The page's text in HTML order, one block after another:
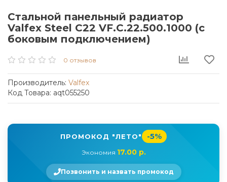
Стальной панельный радиатор
Valfex Steel C22 VF.C.22.500.1000 (с
боковым подключением)
0 отзывов
Производитель: Valfex
Код Товара: aqt055250
ПРОМОКОД "ЛЕТО" -5%
Экономия 17.00 р.
Позвонить и назвать промокод